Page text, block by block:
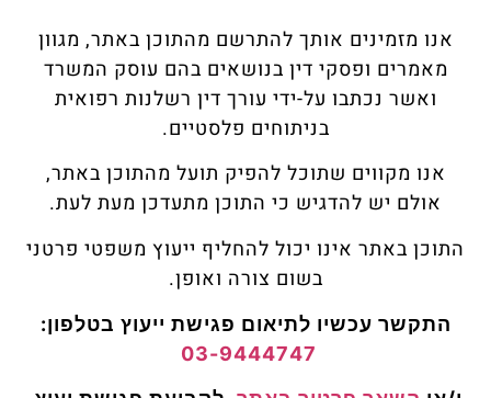
אנו מזמינים אותך להתרשם מהתוכן באתר, מגוון
מאמרים ופסקי דין בנושאים בהם עוסק המשרד
ואשר נכתבו על-ידי עורך דין רשלנות רפואית
בניתוחים פלסטיים.
אנו מקווים שתוכל להפיק תועל מהתוכן באתר,
אולם יש להדגיש כי התוכן מתעדכן מעת לעת.
התוכן באתר אינו יכול להחליף ייעוץ משפטי פרטני
בשום צורה ואופן.
התקשר עכשיו לתיאום פגישת ייעוץ בטלפון:
03-9444747